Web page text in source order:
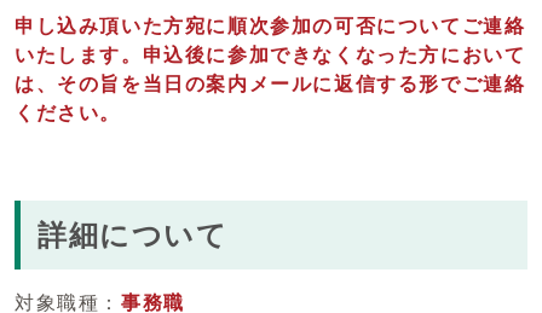
申し込み頂いた方宛に順次参加の可否についてご連絡
いたします。申込後に参加できなくなった方において
は、その旨を当日の案内メールに返信する形でご連絡
ください。
詳細について
対象職種： 事務職